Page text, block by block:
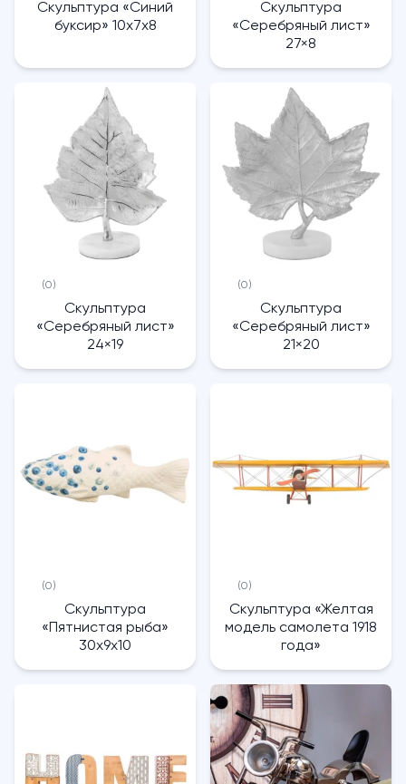
Скульптура «Синий
буксир» 10x7x8
Скульптура
«Серебряный лист»
27×8
(0)
Скульптура
«Серебряный лист»
24×19
(0)
Скульптура
«Серебряный лист»
21×20
(0)
Скульптура
«Пятнистая рыба»
30x9x10
(0)
Скульптура «Желтая
модель самолета 1918
года»